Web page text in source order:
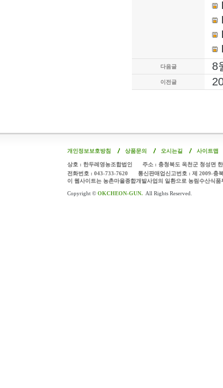
다음글 8
이전글
개인정보보호방침 상품문의 오시는길 사이트맵
상호 : 한두레영농조합법인
주소 : 충청북도 옥천군 청성면
전화번호 : 043-733-7620
통신판매업신고번호 : 제 2009-충
이 웹사이트는 농촌마을종합개발사업의 일환으로 농림수산식
Copyright © OKCHEON-GUN. All Rights Reserved.